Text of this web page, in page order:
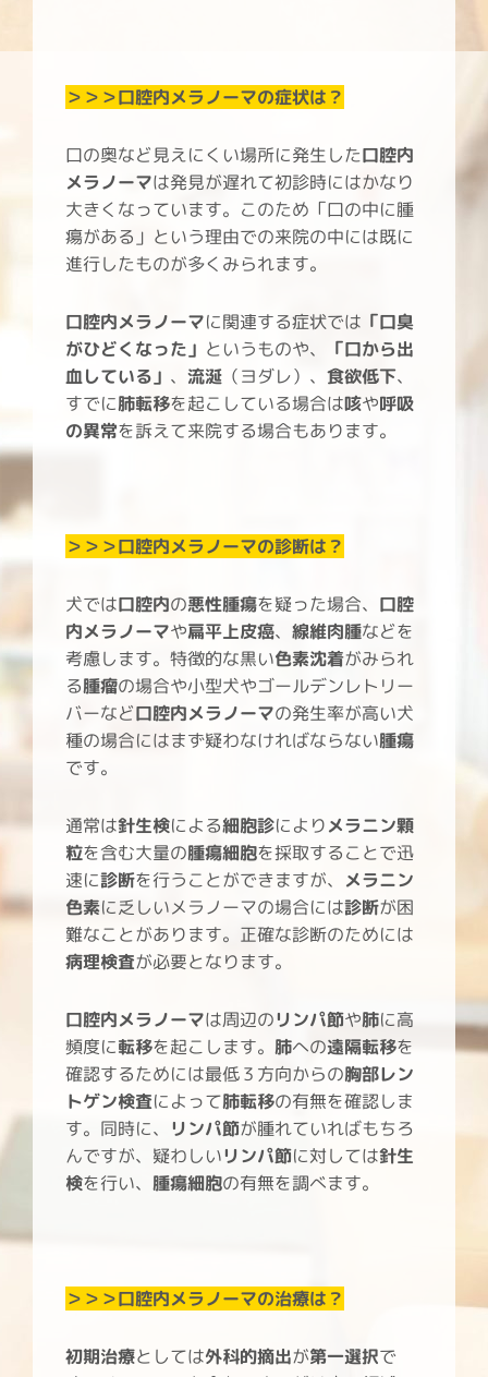
＞＞＞口腔内メラノーマの症状は？
口の奥など見えにくい場所に発生した口腔内
メラノーマは発見が遅れて初診時にはかなり
大きくなっています。このため「口の中に腫
瘍がある」という理由での来院の中には既に
進行したものが多くみられます。
口腔内メラノーマに関連する症状では 「口臭
がひどくなった」 というものや、
「口から出
血している」 、 流涎 （ヨダレ）、 食欲低下、
すでに肺転移を起こしている場合は咳や呼吸
の異常を訴えて来院する場合もあります。
＞＞＞口腔内メラノーマの診断は？
犬では口腔内の悪性腫瘍を疑った場合、 口腔
内メラノーマや扁平上皮癌、 線維肉腫などを
考慮します。特徴的な黒い色素沈着がみられ
る腫瘤の場合や小型犬やゴールデンレトリー
バーなど口腔内メラノーマの発生率が高い犬
種の場合にはまず疑わなければならない腫瘍
です。
通常は針生検による細胞診によりメラニン顆
粒を含む大量の腫瘍細胞を採取することで迅
速に診断を行うことができますが、 メラニン
色素に乏しいメラノーマの場合には診断が困
難なことがあります。正確な診断のためには
病理検査が必要となります。
口腔内メラノーマは周辺のリンパ節や肺に高
頻度に転移を起こします。 肺への遠隔転移を
確認するためには最低３方向からの胸部レン
トゲン検査によって肺転移の有無を確認しま
す。同時に、 リンパ節が腫れていればもちろ
んですが、疑わしいリンパ節に対しては針生
検を行い、 腫瘍細胞の有無を調べます。
＞＞＞口腔内メラノーマの治療は？
初期治療としては外科的摘出が第一選択で